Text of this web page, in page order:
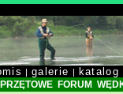
|galerie | katalog
FORUM